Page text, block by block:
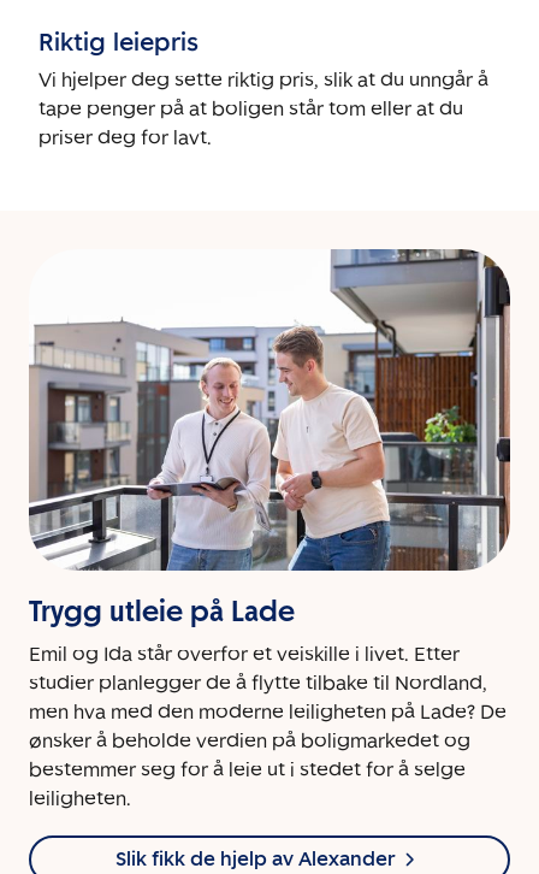
Riktig leiepris
Vi hjelper deg sette riktig pris, slik at du unngår å
tape penger på at boligen står tom eller at du
priser deg for lavt.
Trygg utleie på Lade
Emil og Ida står overfor et veiskille i livet. Etter
studier planlegger de å flytte tilbake til Nordland,
men hva med den moderne leiligheten på Lade? De
ønsker å beholde verdien på boligmarkedet og
bestemmer seg for å leie ut i stedet for å selge
leiligheten.
Slik fikk de hjelp av Alexander